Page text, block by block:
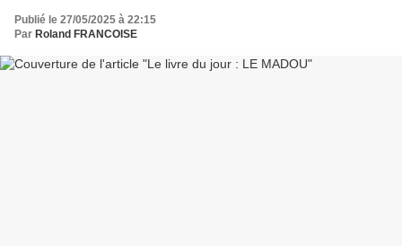
Publié le 27/05/2025 à 22:15
Par Roland FRANCOISE